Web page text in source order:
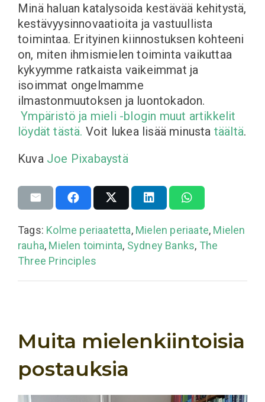
Minä haluan katalysoida kestävää kehitystä,
kestävyysinnovaatioita ja vastuullista
toimintaa. Erityinen kiinnostuksen kohteeni
on, miten ihmismielen toiminta vaikuttaa
kykyymme ratkaista vaikeimmat ja
isoimmat ongelmamme
ilmastonmuutoksen ja luontokadon.
Ympäristö ja mieli -blogin muut artikkelit
löydät tästä. Voit lukea lisää minusta täältä.
Kuva Joe Pixabaystä
Tags: Kolme periaatetta, Mielen periaate, Mielen
rauha, Mielen toiminta, Sydney Banks, The
Three Principles
Muita mielenkiintoisia
postauksia